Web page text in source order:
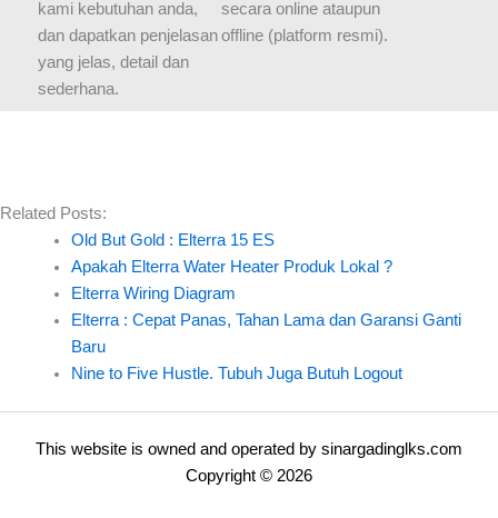
kami kebutuhan anda,
dan dapatkan penjelasan
yang jelas, detail dan
sederhana.
secara online ataupun
offline (platform resmi).
Related Posts:
Old But Gold : Elterra 15 ES
Apakah Elterra Water Heater Produk Lokal ?
Elterra Wiring Diagram
Elterra : Cepat Panas, Tahan Lama dan Garansi Ganti
Baru
Nine to Five Hustle. Tubuh Juga Butuh Logout
This website is owned and operated by sinargadinglks.com
Copyright © 2026